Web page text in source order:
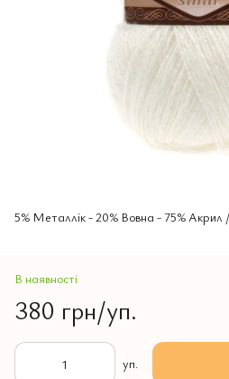
5% Mеталлік - 20% Вовна - 75% Aкрил
В наявності
380 грн/уп.
уп.